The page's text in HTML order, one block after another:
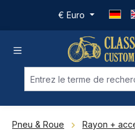
Passer au contenu principal
€ Euro
Pneu & Roue Rayon +